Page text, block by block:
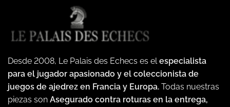
Desde 2008, Le Palais des Echecs es elespecialista
para el jugador apasionado y el coleccionista de
juegos de ajedrez en Francia y Europa. Todas nuestras
piezas son Asegurado contra roturas en la entrega,